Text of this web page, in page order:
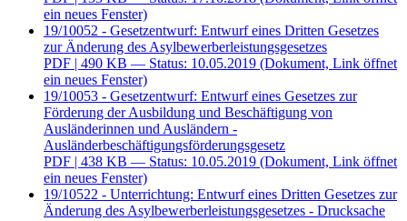
ein neues Fenster)
19/10052 - Gesetzentwurf: Entwurf eines Dritten Gesetzes
zur Änderung des Asylbewerberleistungsgesetzes
PDF | 490 KB — Status: 10.05.2019 (Dokument, Link öffnet
ein neues Fenster)
19/10053 - Gesetzentwurf: Entwurf eines Gesetzes zur
Förderung der Ausbildung und Beschäftigung von
Ausländerinnen und Ausländern -
Ausländerbeschäftigungsförderungsgesetz
PDF | 438 KB — Status: 10.05.2019 (Dokument, Link öffnet
ein neues Fenster)
19/10522 - Unterrichtung: Entwurf eines Dritten Gesetzes zur
Änderung des Asylbewerberleistungsgesetzes - Drucksache